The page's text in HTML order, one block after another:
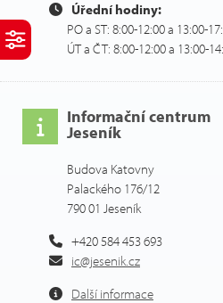
Úřední hodiny:
PO a ST: 8:00-12:00 a 13:00-
ÚT a ČT: 8:00-12:00 a 13:00-
Informační centrum
Jeseník
Budova Katovny
Palackého 176/12
790 01 Jeseník
+420 584 453 693
ic@jesenik.cz
Další informace